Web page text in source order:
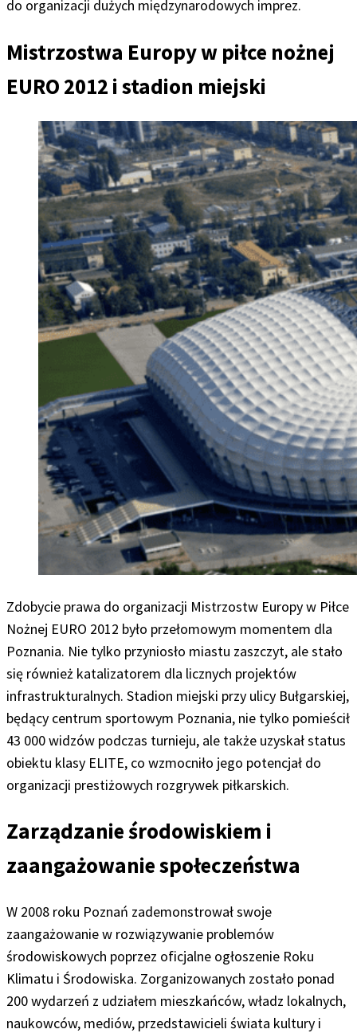
do organizacji dużych międzynarodowych imprez.
Mistrzostwa Europy w piłce nożnej
EURO 2012 i stadion miejski
Zdobycie prawa do organizacji Mistrzostw Europy w Piłce
Nożnej EURO 2012 było przełomowym momentem dla
Poznania. Nie tylko przyniosło miastu zaszczyt, ale stało
się również katalizatorem dla licznych projektów
infrastrukturalnych. Stadion miejski przy ulicy Bułgarskiej,
będący centrum sportowym Poznania, nie tylko pomieścił
43 000 widzów podczas turnieju, ale także uzyskał status
obiektu klasy ELITE, co wzmocniło jego potencjał do
organizacji prestiżowych rozgrywek piłkarskich.
Zarządzanie środowiskiem i
zaangażowanie społeczeństwa
W 2008 roku Poznań zademonstrował swoje
zaangażowanie w rozwiązywanie problemów
środowiskowych poprzez oficjalne ogłoszenie Roku
Klimatu i Środowiska. Zorganizowanych zostało ponad
200 wydarzeń z udziałem mieszkańców, władz lokalnych,
naukowców, mediów, przedstawicieli świata kultury i